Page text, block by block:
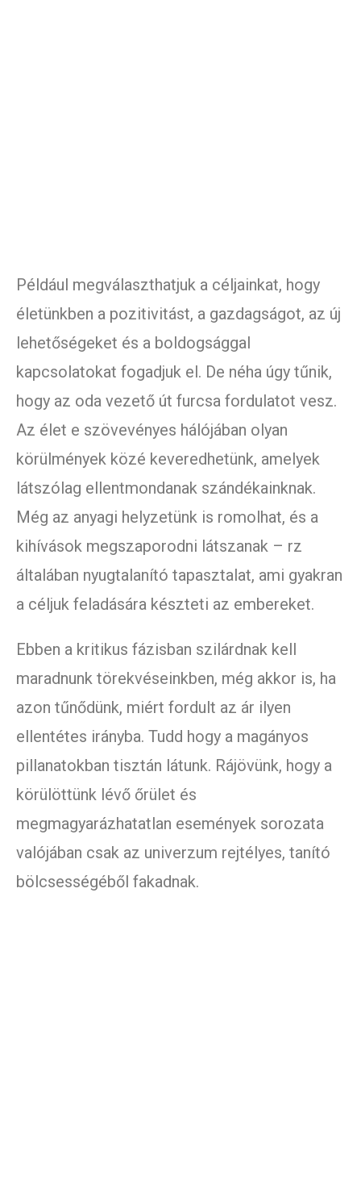
Például megválaszthatjuk a céljainkat, hogy
életünkben a pozitivitást, a gazdagságot, az új
lehetőségeket és a boldogsággal
kapcsolatokat fogadjuk el. De néha úgy tűnik,
hogy az oda vezető út furcsa fordulatot vesz.
Az élet e szövevényes hálójában olyan
körülmények közé keveredhetünk, amelyek
látszólag ellentmondanak szándékainknak.
Még az anyagi helyzetünk is romolhat, és a
kihívások megszaporodni látszanak – rz
általában nyugtalanító tapasztalat, ami gyakran
a céljuk feladására készteti az embereket.
Ebben a kritikus fázisban szilárdnak kell
maradnunk törekvéseinkben, még akkor is, ha
azon tűnődünk, miért fordult az ár ilyen
ellentétes irányba. Tudd hogy a magányos
pillanatokban tisztán látunk. Rájövünk, hogy a
körülöttünk lévő őrület és
megmagyarázhatatlan események sorozata
valójában csak az univerzum rejtélyes, tanító
bölcsességéből fakadnak.